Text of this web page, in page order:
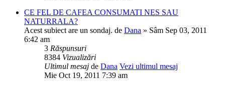
CE FEL DE CAFEA CONSUMATI NES SAU
NATURRALA?
Acest subiect are un sondaj. de Dana » Sâm Sep 03, 2011
6:42 am
3 Răspunsuri
8384 Vizualizări
Ultimul mesaj de Dana Vezi ultimul mesaj
Mie Oct 19, 2011 7:39 am